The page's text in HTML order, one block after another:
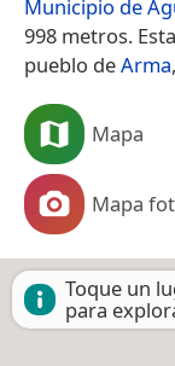
Municipio de
998 metros.
pueblo deArma
Mapa
Mapa
Toque un
para